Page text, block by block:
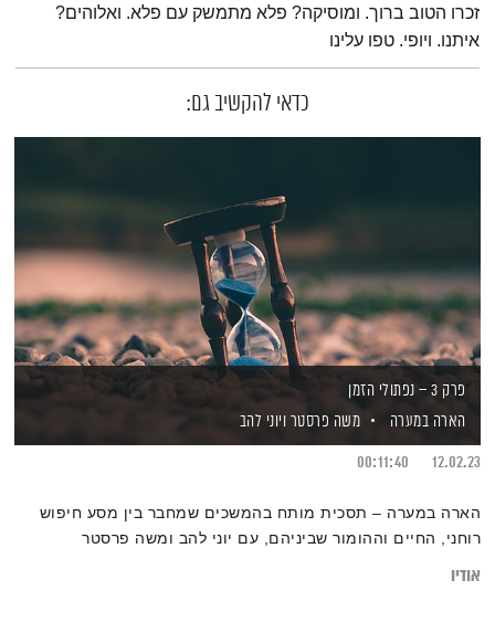
זכרו הטוב ברוך. ומוסיקה? פלא מתמשק עם פלא. ואלוהים?
איתנו. ויופי. טפו עלינו
כדאי להקשיב גם:
פרק 3 – נפתולי הזמן
הארה במערה
משה פרסטר ויוני להב
12.02.23
00:11:40
הארה במערה – תסכית מותח בהמשכים שמחבר בין מסע חיפוש
רוחני, החיים וההומור שביניהם, עם יוני להב ומשה פרסטר
אודיו